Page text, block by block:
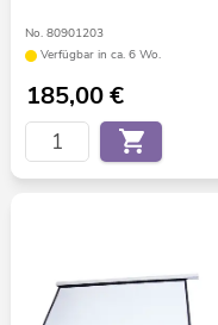
No. 80901203
Verfügbar in ca. 6 Wo.
185,00€